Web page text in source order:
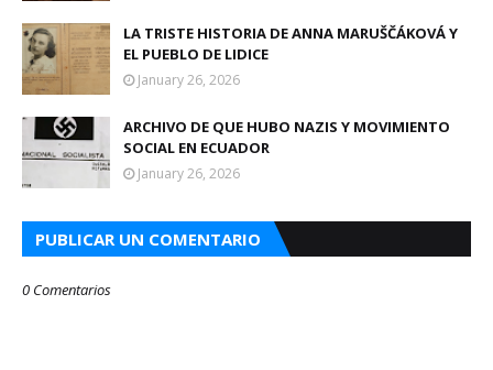
LA TRISTE HISTORIA DE ANNA MARUŠČÁKOVÁ Y
EL PUEBLO DE LIDICE
January 26, 2026
ARCHIVO DE QUE HUBO NAZIS Y MOVIMIENTO
SOCIAL EN ECUADOR
January 26, 2026
PUBLICAR UN COMENTARIO
0 Comentarios